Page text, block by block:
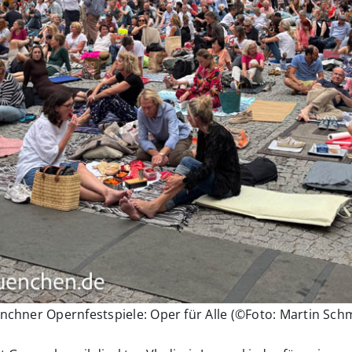
Opernfestspiele: Oper für Alle (©Foto: Martin